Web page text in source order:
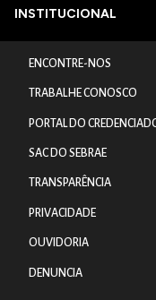
INSTITUCIONAL
ENCONTRE-NOS
TRABALHE CONOSCO
PORTAL DO
SAC DO SEBRAE
TRANSPARÊNCIA
PRIVACIDADE
OUVIDORIA
DENUNCIA